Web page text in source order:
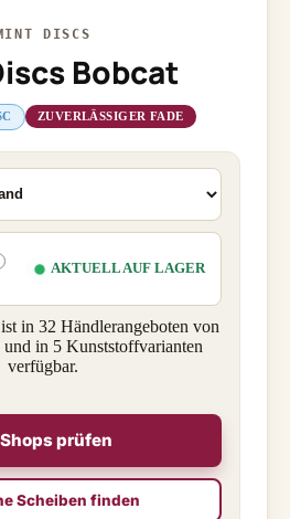
DISCS
Bobcat
ZUVERLÄSSIGER FADE
AKTUELL AUF LAGER
in 32 Händlerangeboten von
in 5 Kunststoffvarianten
verfügbar.
prüfen
Scheiben finden